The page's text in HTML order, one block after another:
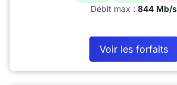
Débit max : 844 Mb/s
Voir les forfaits